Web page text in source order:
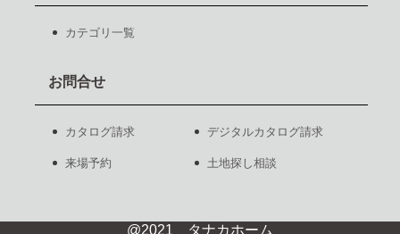
カテゴリ一覧
お問合せ
カタログ請求 デジタルカタログ請求
来場予約 土地探し相談
@2021 タナカホーム